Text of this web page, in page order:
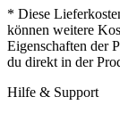
* Diese
können weitere
Eigenschaften der
du direkt in der
Hilfe & Support